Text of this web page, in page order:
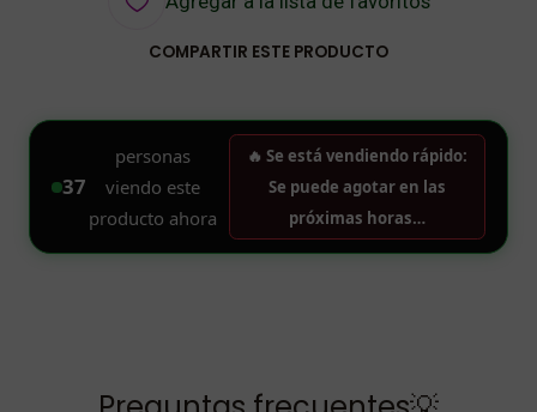
COMPARTIR ESTE PRODUCTO